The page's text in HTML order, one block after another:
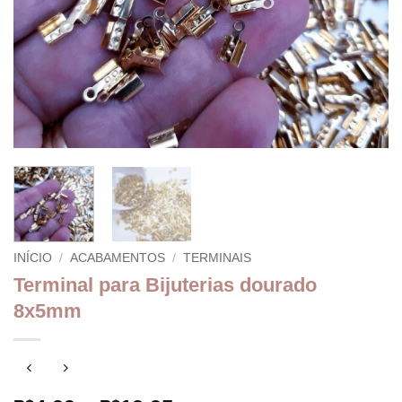
INÍCIO / ACABAMENTOS / TERMINAIS
Terminal para Bijuterias dourado
8x5mm